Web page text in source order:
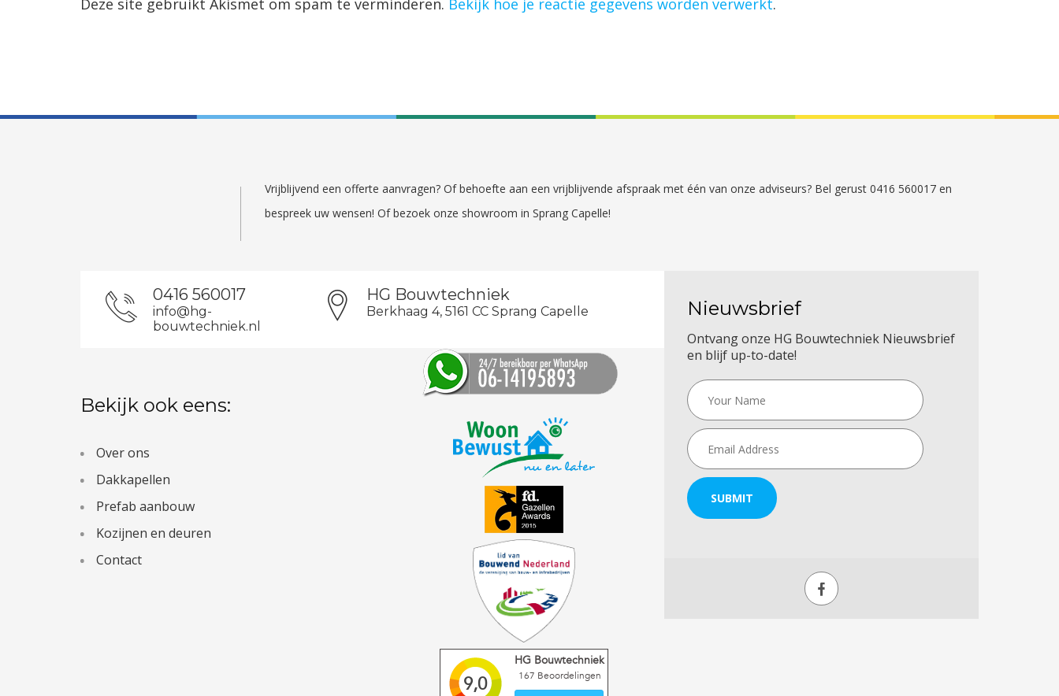
Deze site gebruikt Akismet om spam te verminderen. Bekijk hoe je reactie gegevens worden verwerkt.
Vrijblijvend een offerte aanvragen? Of behoefte aan een vrijblijvende afspraak met één van onze adviseurs? Bel gerust 0416 560017 en
bespreek uw wensen! Of bezoek onze showroom in Sprang Capelle!
0416 560017
info@hg-
bouwtechniek.nl
HG Bouwtechniek
Berkhaag 4, 5161 CC Sprang Capelle
Bekijk ook eens:
Over ons
Dakkapellen
Prefab aanbouw
Kozijnen en deuren
Contact
9,0
HG Bouwtechniek
167 Beoordelingen
Nieuwsbrief
Ontvang onze HG Bouwtechniek Nieuwsbrief
en blijf up-to-date!
SUBMIT